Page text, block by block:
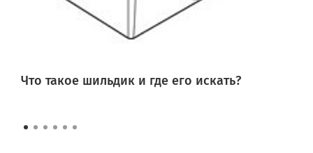
Что такое шильдик и где его искать?